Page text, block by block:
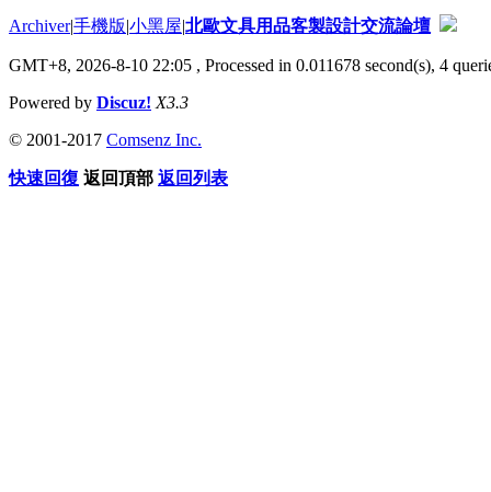
Archiver|手機版|小黑屋|北歐文具用品客製設計交流論壇
GMT+8, 2026-8-10 22:05 , Processed in 0.011678 second(s), 4
Powered by Discuz! X3.3
© 2001-2017 Comsenz Inc.
快速回復 返回頂部 返回列表